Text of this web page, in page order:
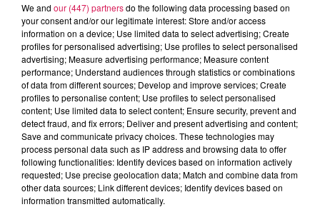
Détour d été, au Monténégro, avec Guillaume
0:00 3 min 34 sec
22 juillet 2025 - 3 min 34 sec
DÉTOUR D ÉTÉ, AU MONTÉNÉGRO, AVEC
GUILLAUME
Bienvenue dans Détour d'été !
We and our (447) partnersdo the following data processing based on
your consent and/or our legitimate interest: Store and/or access
information on a device; Use limited data to select advertising; Create
profiles for personalised advertising; Use profiles to select personalised
advertising; Measure advertising performance; Measure content
performance; Understand audiences through statistics or combinations
of data from different sources; Develop and improve services; Create
profiles to personalise content; Use profiles to select personalised
content; Use limited data to select content; Ensure security, prevent and
detect fraud, and fix errors; Deliver and present advertising and content;
Save and communicate privacy choices. These technologies may
process personal data such as IP address and browsing data to offer
following functionalities: Identify devices based on information actively
requested; Use precise geolocation data; Match and combine data from
other data sources; Link different devices; Identify devices based on
information transmitted automatically.